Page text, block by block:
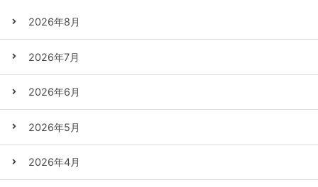
2026年8月
2026年7月
2026年6月
2026年5月
2026年4月